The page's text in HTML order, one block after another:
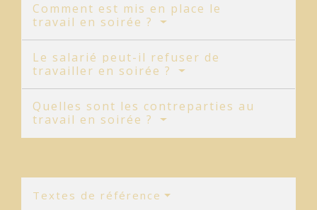
Comment est mis en place le
travail en soirée ?
Le salarié peut-il refuser de
travailler en soirée ?
Quelles sont les contreparties au
travail en soirée ?
Textes de référence